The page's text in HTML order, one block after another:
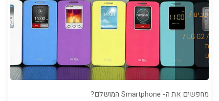
LG
לאחר
מחשבים /
LG G2 /
/
חכם
מחפשים את ה- Smartphone המושלם?